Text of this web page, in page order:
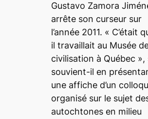
Gustavo Zamora
arrête son curseur sur
l’année 2011. « C’était
il travaillait au Musée
civilisation à Québec »,
souvient-il en
une affiche d’un
organisé sur le sujet
autochtones en milieu